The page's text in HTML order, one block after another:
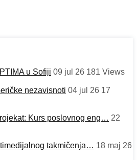
u Sofiji 09 jul 26 181 Views
nezavisnoti 04 jul 26 17
Kurs poslovnog eng… 22
takmičenja… 18 maj 26